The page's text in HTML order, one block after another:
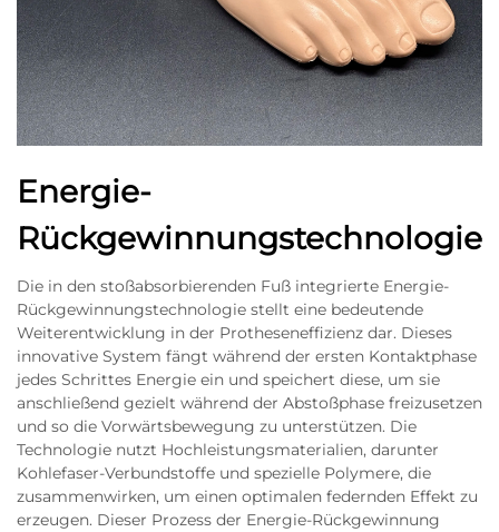
Energie-
Rückgewinnungstechnologie
Die in den stoßabsorbierenden Fuß integrierte Energie-
Rückgewinnungstechnologie stellt eine bedeutende
Weiterentwicklung in der Protheseneffizienz dar. Dieses
innovative System fängt während der ersten Kontaktphase
jedes Schrittes Energie ein und speichert diese, um sie
anschließend gezielt während der Abstoßphase freizusetzen
und so die Vorwärtsbewegung zu unterstützen. Die
Technologie nutzt Hochleistungsmaterialien, darunter
Kohlefaser-Verbundstoffe und spezielle Polymere, die
zusammenwirken, um einen optimalen federnden Effekt zu
erzeugen. Dieser Prozess der Energie-Rückgewinnung